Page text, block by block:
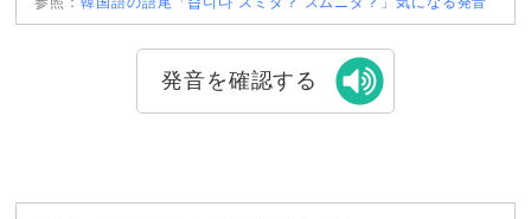
発音を確認する